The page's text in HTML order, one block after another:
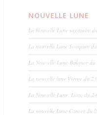
NOUVELLE LUNE
La Nouvelle Lune sagittaire
La nouvelle Lune Scorpion
La Nouvelle Lune Balance
La nouvelle lune Vierge du
La Nouvelle Lune, Lion, du
La nouvelle Lune Cancer du